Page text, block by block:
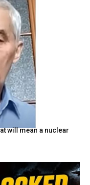
will mean a nuclear